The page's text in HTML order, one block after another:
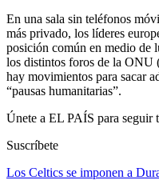
En una sala sin teléfonos
más privado, los líderes
posición común en medio de
los distintos foros de la ONU
hay movimientos para sacar
“pausas humanitarias”.
Únete a EL PAÍS para seguir
Suscríbete
Los Celtics se imponen a